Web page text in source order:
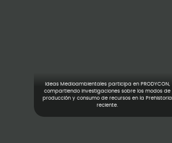
Ideas Medioambientales participa en PRODYCON,
compartiendo investigaciones sobre los modos de
producción y consumo de recursos en la Prehistoria
reciente.